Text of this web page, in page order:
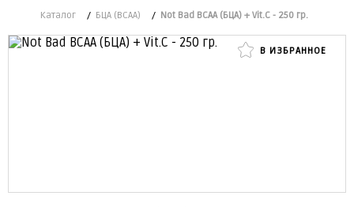
Каталог / БЦА (BCAA) / Not Bad BCAA (БЦА) + Vit.C - 250 гр.
В ИЗБРАННОЕ